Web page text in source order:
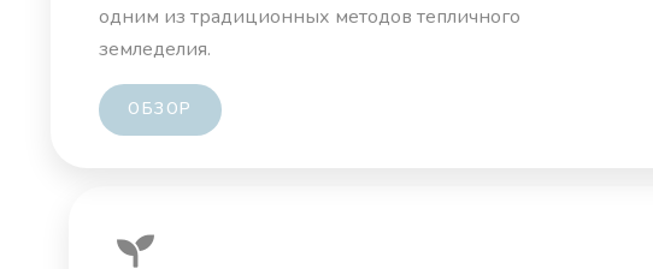
одним из традиционных методов тепличного
земледелия.
ОБЗОР